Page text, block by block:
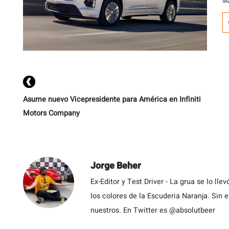
Asume nuevo Vicepresidente para América en Infiniti
Motors Company
Jorge Beher
Ex-Editor y Test Driver - La grua se lo
los colores de la Escuderia Naranja. Sin
nuestros. En Twitter es @absolutbeer